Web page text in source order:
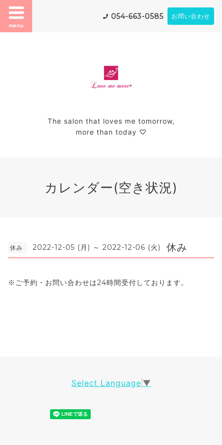
menu
054-663-0585 お問い合わせ
The salon that loves me tomorrow,
more than today ♡
カレンダー(空き状況)
休み 2022-12-05 (月) ～ 2022-12-06 (火) 休み
※ご予約・お問い合わせは24時間受付しております。
Select Language ▼